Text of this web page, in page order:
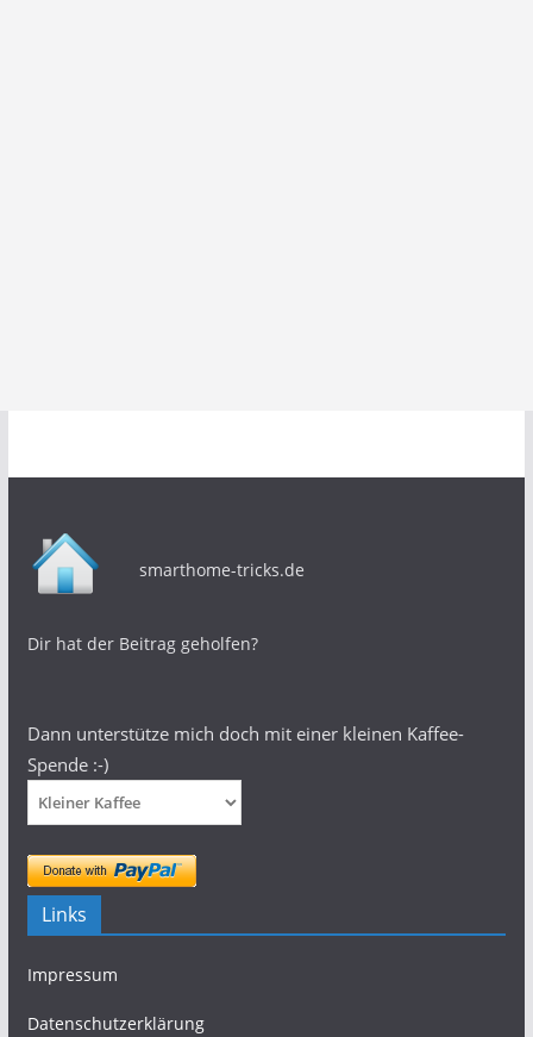
smarthome-tricks.de
Dir hat der Beitrag geholfen?
Dann unterstütze mich doch mit einer kleinen Kaffee-
Spende :-)
Links
Impressum
Datenschutzerklärung